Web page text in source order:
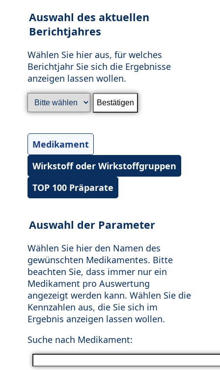
Auswahl des aktuellen
Berichtjahres
Wählen Sie hier aus, für welches
Berichtjahr Sie sich die Ergebnisse
anzeigen lassen wollen.
Medikament
Wirkstoff oder Wirkstoffgruppen
TOP 100 Präparate
Auswahl der Parameter
Wählen Sie hier den Namen des
gewünschten Medikamentes. Bitte
beachten Sie, dass immer nur ein
Medikament pro Auswertung
angezeigt werden kann. Wählen Sie die
Kennzahlen aus, die Sie sich im
Ergebnis anzeigen lassen wollen.
Suche nach Medikament: